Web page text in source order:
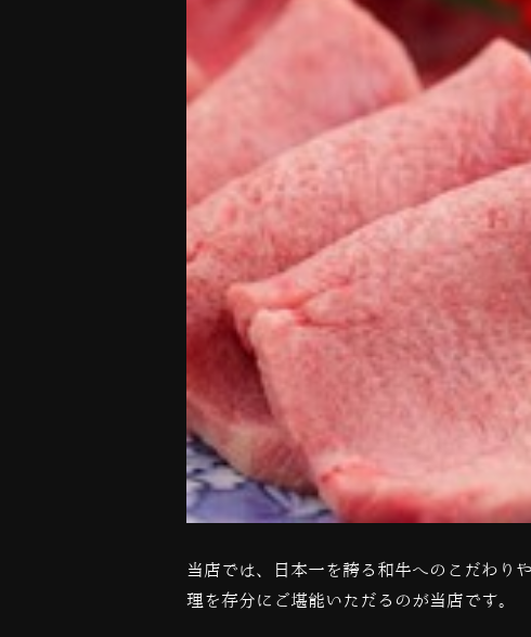
当店では、日本一を誇る和牛へのこだわり
理を存分にご堪能いただるのが当店です。